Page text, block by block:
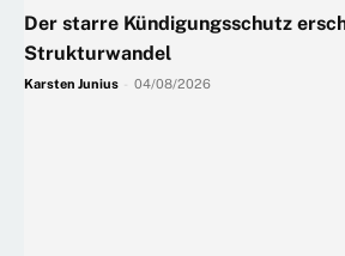
Der starre Kündigungsschutz
Strukturwandel
Karsten Junius 04/08/2026